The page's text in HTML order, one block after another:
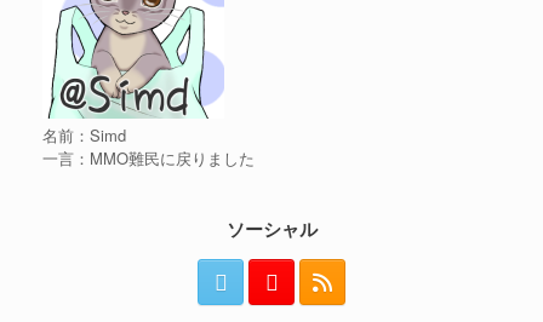
名前：Simd
一言：MMO難民に戻りました
ソーシャル